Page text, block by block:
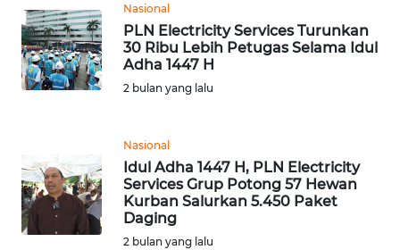
Nasional
PLN Electricity Services Turunkan
30 Ribu Lebih Petugas Selama Idul
Adha 1447 H
2 bulan yang lalu
Nasional
Idul Adha 1447 H, PLN Electricity
Services Grup Potong 57 Hewan
Kurban Salurkan 5.450 Paket
Daging
2 bulan yang lalu
WN
JABAR
WN
NTT
WN
KEPRI